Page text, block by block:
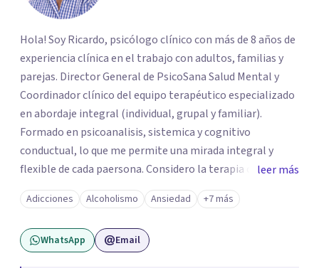
Hola! Soy Ricardo, psicólogo clínico con más de 8 años de
experiencia clínica en el trabajo con adultos, familias y
parejas. Director General de PsicoSana Salud Mental y
Coordinador clínico del equipo terapéutico especializado
en abordaje integral (individual, grupal y familiar).
Formado en psicoanalisis, sistemica y cognitivo
conductual, lo que me permite una mirada integral y
flexible de cada paersona. Considero la terapia como un
espacio de escucha, construcción y transformación,
adpatando el contexto de cada persona para ayudarla de
la mejor manera posible.
leer más
Adicciones Alcoholismo Ansiedad +7 más
WhatsApp Email